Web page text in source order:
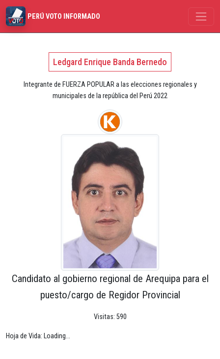
PERÚ VOTO INFORMADO
Ledgard Enrique Banda Bernedo
Integrante de FUERZA POPULAR a las elecciones regionales y
municipales de la república del Perú 2022
Candidato al gobierno regional de Arequipa para el
puesto/cargo de Regidor Provincial
Visitas: 590
Hoja de Vida: Loading...